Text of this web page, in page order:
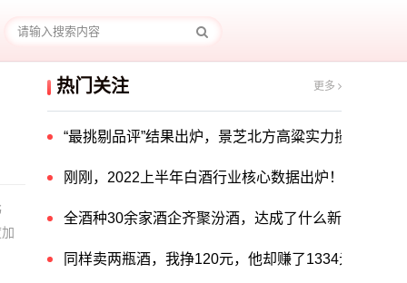
热门关注 更多
“最挑剔品评”结果出炉，景芝北方高粱实力揽获中国
刚刚，2022上半年白酒行业核心数据出炉！
全酒种30余家酒企齐聚汾酒，达成了什么新共识？
同样卖两瓶酒，我挣120元，他却赚了1334元！他